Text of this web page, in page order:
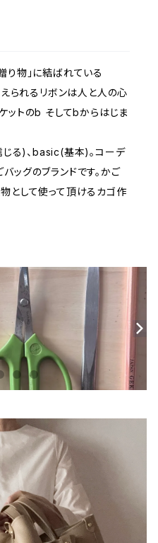
り物」に結ばれている
られるリボンは人と人の心
ットのb そしてbからはじま
る)、basic(基本)。コーデ
ッグのブランドです。かご
として使って頂けるカゴ作